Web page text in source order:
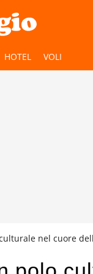
HOTEL VOLI
nel cuore